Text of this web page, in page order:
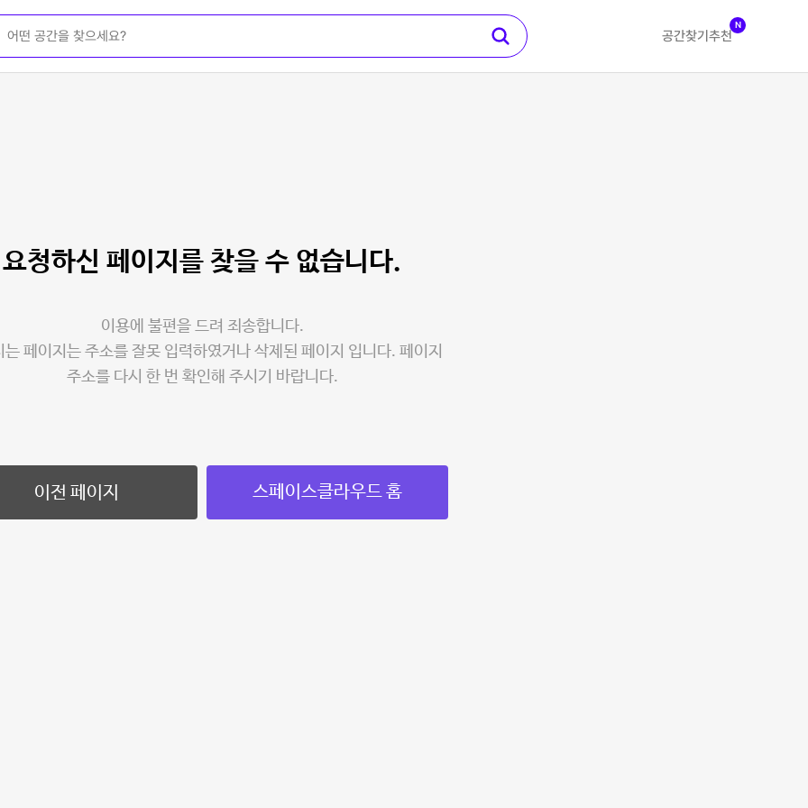
공간찾기 추천
N
요청하신 페이지를 찾을 수 없습니다.
이용에 불편을 드려 죄송합니다.
는 페이지는 주소를 잘못 입력하였거나 삭제된 페이지 입니다. 페이지
주소를 다시 한 번 확인해 주시기 바랍니다.
이전 페이지 스페이스클라우드 홈